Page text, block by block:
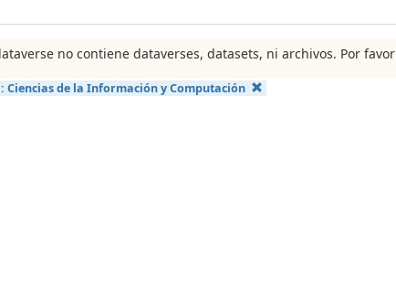
no contiene dataverses, datasets, ni archivos. Por favor
Ciencias de la Información y Computación